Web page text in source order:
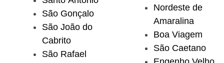
São Gonçalo
São João do
Cabrito
São Rafael
Nordeste de
Amaralina
Boa Viagem
São Caetano